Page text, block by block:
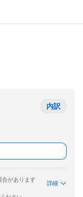
内訳
合があります
詳細